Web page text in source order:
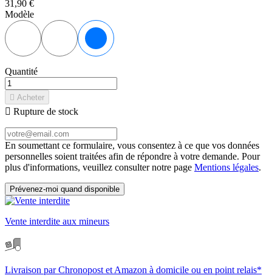
31,90 €
Modèle
Noir Argent
Quantité
 Acheter
 Rupture de stock
En soumettant ce formulaire, vous consentez à ce que vos données
personnelles soient traitées afin de répondre à votre demande. Pour
plus d'informations, veuillez consulter notre page Mentions légales.
Prévenez-moi quand disponible
Vente interdite aux mineurs
Livraison par Chronopost et Amazon à domicile ou en point relais*